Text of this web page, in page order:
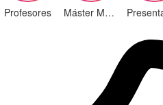
Profesores Máster Marketing Digital en Alicante